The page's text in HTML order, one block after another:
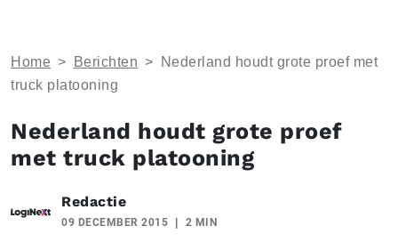
Home > Berichten >
​Nederland houdt grote proef met
truck platooning
​Nederland houdt grote proef
met truck platooning
Redactie
09 DECEMBER 2015 2 MIN